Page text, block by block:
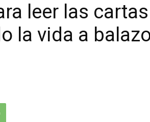
leer las
la vida a